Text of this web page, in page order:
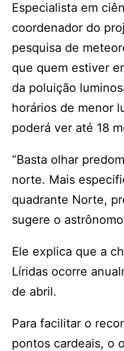
Especialista em
coordenador do
pesquisa de
que quem estiver
da poluição
horários de menor
poderá ver até 18
“Basta olhar
norte. Mais
quadrante Norte,
sugere o
Ele explica que a
Líridas ocorre
de abril.
Para facilitar o
pontos cardeais, o